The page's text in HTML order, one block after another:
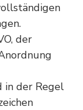
der
in der Regel